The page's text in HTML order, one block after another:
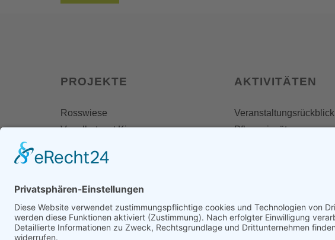
PROJEKTE
Rosswiese
Vogelhotspot Kiesseen
AKTIVITÄTEN
Veranstaltungsrückblick
Pflegeeinsätze